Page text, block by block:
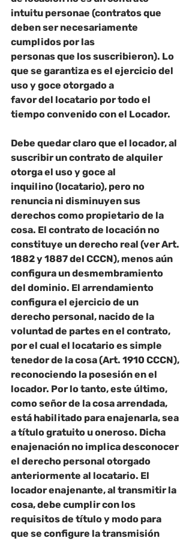
intuitu personae (contratos que
deben ser necesariamente
cumplidos por las
personas que los suscribieron). Lo
que se garantiza es el ejercicio del
uso y goce otorgado a
favor del locatario por todo el
tiempo convenido con el Locador.
Debe quedar claro que el locador, al
suscribir un contrato de alquiler
otorga el uso y goce al
inquilino (locatario), pero no
renuncia ni disminuyen sus
derechos como propietario de la
cosa. El contrato de locación no
constituye un derecho real (ver Art.
1882 y 1887 del CCCN), menos aún
configura un desmembramiento
del dominio. El arrendamiento
configura el ejercicio de un
derecho personal, nacido de la
voluntad de partes en el contrato,
por el cual el locatario es simple
tenedor de la cosa (Art. 1910 CCCN),
reconociendo la posesión en el
locador. Por lo tanto, este último,
como señor de la cosa arrendada,
está habilitado para enajenarla, sea
a título gratuito u oneroso. Dicha
enajenación no implica desconocer
el derecho personal otorgado
anteriormente al locatario. El
locador enajenante, al transmitir la
cosa, debe cumplir con los
requisitos de título y modo para
que se configure la transmisión